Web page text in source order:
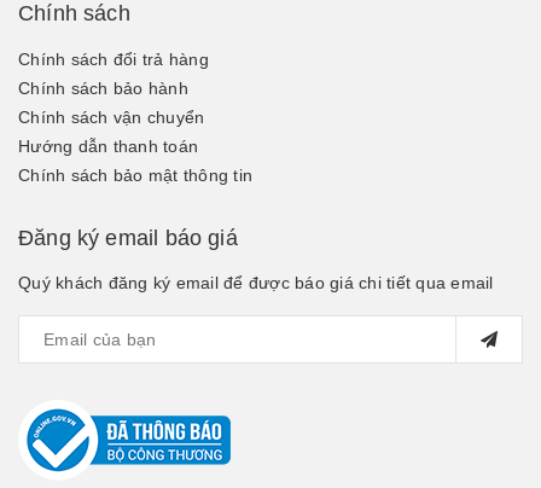
Chính sách
Chính sách đổi trả hàng
Chính sách bảo hành
Chính sách vận chuyển
Hướng dẫn thanh toán
Chính sách bảo mật thông tin
Đăng ký email báo giá
Quý khách đăng ký email để được báo giá chi tiết qua email